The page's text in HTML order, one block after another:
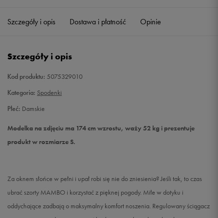
S Powiadom o dostępności
XL Powiadom o dostępności
Szczegóły i opis Dostawa i płatność Opinie
Szczegóły i opis
Kod produktu: 5075329010
Kategoria: Spodenki
Płeć: Damskie
Modelka na zdjęciu ma 174 cm wzrostu, waży 52 kg i prezentuje
produkt w rozmiarze S.
Za oknem słońce w pełni i upał robi się nie do zniesienia? Jeśli tak, to czas
ubrać szorty MAMBO i korzystać z pięknej pogody. Miłe w dotyku i
oddychające zadbają o maksymalny komfort noszenia. Regulowany ściągacz